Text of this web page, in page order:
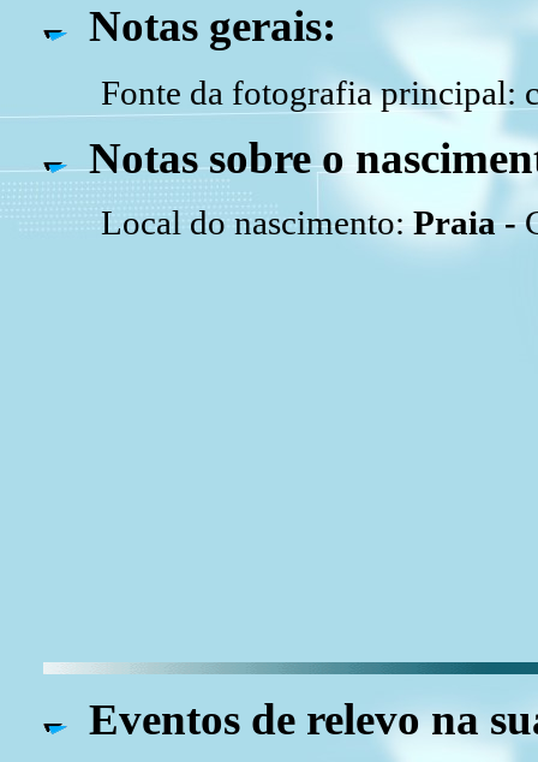
Notas gerais:
Fonte da fotografia principal:
Notas sobre o
Local do nascimento: Praia -
Eventos de relevo na